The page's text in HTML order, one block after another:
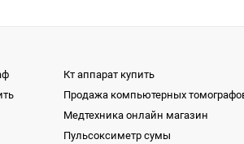
Кт аппарат купить
Продажа компьютерных
Медтехника онлайн магазин
Пульсоксиметр сумы